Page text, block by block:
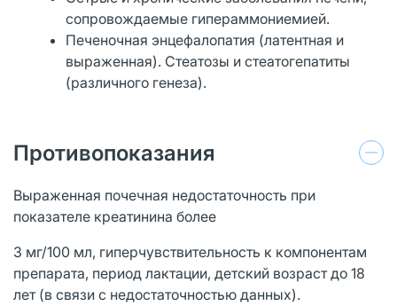
сопровождаемые гипераммониемией.
Печеночная энцефалопатия (латентная и
выраженная). Стеатозы и стеатогепатиты
(различного генеза).
Противопоказания
Выраженная почечная недостаточность при
показателе креатинина более
3 мг/100 мл, гиперчувствительность к компонентам
препарата, период лактации, детский возраст до 18
лет (в связи с недостаточностью данных).